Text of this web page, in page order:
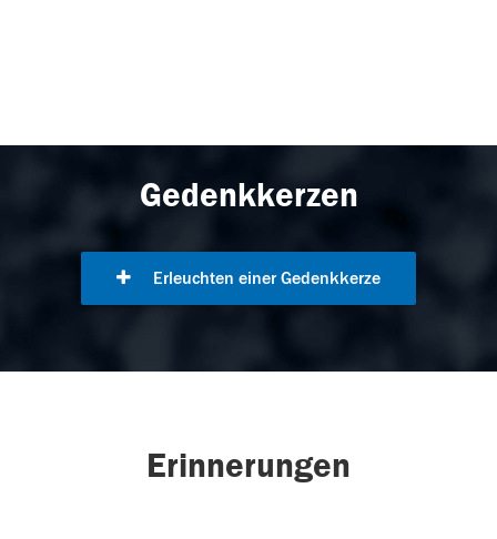
Gedenkkerzen
Erleuchten einer Gedenkkerze
Erinnerungen